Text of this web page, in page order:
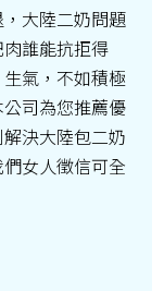
大陸二奶問題
誰能抗拒得
氣，不如積極
公司為您推薦優
決大陸包二奶
們女人徵信可全